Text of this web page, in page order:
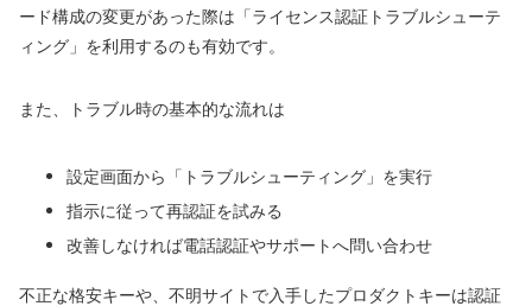
ード構成の変更があった際は「ライセンス認証トラブルシューテ
ィング」を利用するのも有効です。
また、トラブル時の基本的な流れは
設定画面から「トラブルシューティング」を実行
指示に従って再認証を試みる
改善しなければ電話認証やサポートへ問い合わせ
不正な格安キーや、不明サイトで入手したプロダクトキーは認証